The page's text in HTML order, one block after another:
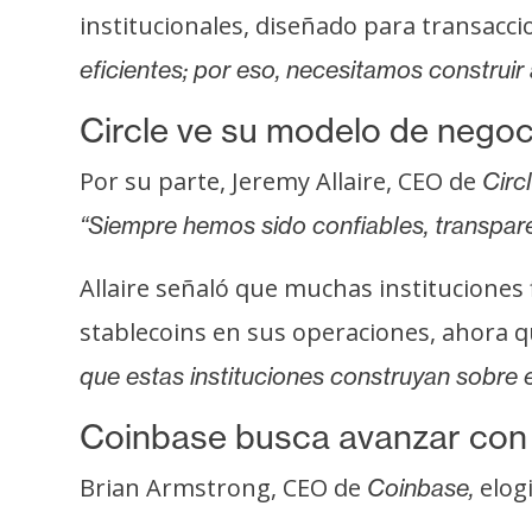
i
c
d
d
institucionales, diseñado para
eficientes; por eso, necesitamos
Circle ve su modelo de
Por su parte, Jeremy Allaire, CEO de
“Siempre hemos sido confiables,
Allaire señaló que muchas
stablecoins en sus operaciones, ahora
que estas instituciones construyan sobre
Coinbase busca avanzar
Brian Armstrong, CEO de Coinbase,